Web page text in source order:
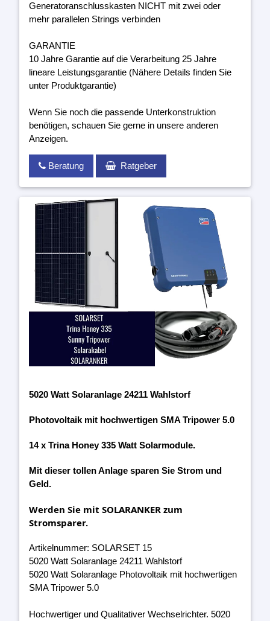
Generatoranschlusskasten NICHT mit zwei oder
mehr parallelen Strings verbinden
GARANTIE
10 Jahre Garantie auf die Verarbeitung 25 Jahre
lineare Leistungsgarantie (Nähere Details finden Sie
unter Produktgarantie)
Wenn Sie noch die passende Unterkonstruktion
benötigen, schauen Sie gerne in unsere anderen
Anzeigen.
Beratung Ratgeber
5020 Watt Solaranlage 24211 Wahlstorf
Photovoltaik mit hochwertigen SMA Tripower 5.0
14 x Trina Honey 335 Watt Solarmodule.
Mit dieser tollen Anlage sparen Sie Strom und
Geld.
Werden Sie mit SOLARANKER zum
Stromsparer.
Artikelnummer: SOLARSET 15
5020 Watt Solaranlage 24211 Wahlstorf
5020 Watt Solaranlage Photovoltaik mit hochwertigen
SMA Tripower 5.0
Hochwertiger und Qualitativer Wechselrichter. 5020